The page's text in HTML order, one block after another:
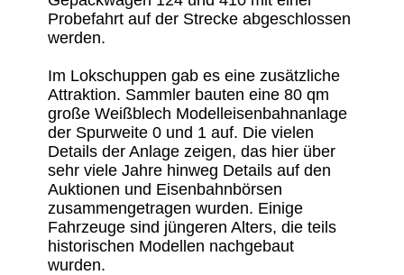
Probefahrt auf der Strecke abgeschlossen
werden.
Im Lokschuppen gab es eine zusätzliche
Attraktion. Sammler bauten eine 80 qm
große Weißblech Modelleisenbahnanlage
der Spurweite 0 und 1 auf. Die vielen
Details der Anlage zeigen, das hier über
sehr viele Jahre hinweg Details auf den
Auktionen und Eisenbahnbörsen
zusammengetragen wurden. Einige
Fahrzeuge sind jüngeren Alters, die teils
historischen Modellen nachgebaut
wurden.